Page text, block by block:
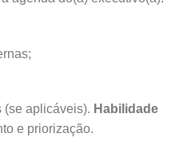
(se aplicáveis). Habilidade
e priorização.